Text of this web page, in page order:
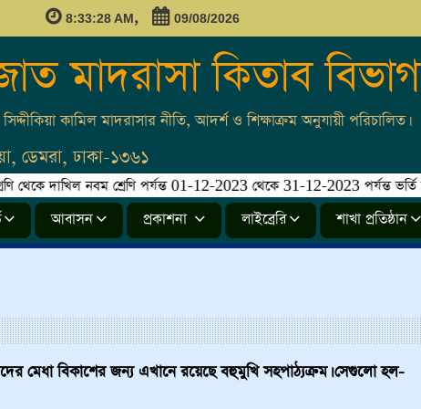
8:33:28 AM, 09/08/2026
মাদরাসা কিতাব বিভাগ
কামিল মাদরাসার নীতি, আদর্শ ও শিক্ষাক্রম অনুযায়ী পরিচালিত।
ডেমরা, ঢাকা-১৩৬১
দাখিল নবম শ্রেণি পর্যন্ত 01-12-2023 থেকে 31-12-2023 পর্যন্ত ভর্তি চলবে।
আবাসন প্রকাশনা লাইব্রেরি শাখা প্রতিষ্ঠান
মেধা বিকাশের জন্য এখানে রয়েছে বহুমুখি সহপাঠ্যক্রম। সেগুলো হল-